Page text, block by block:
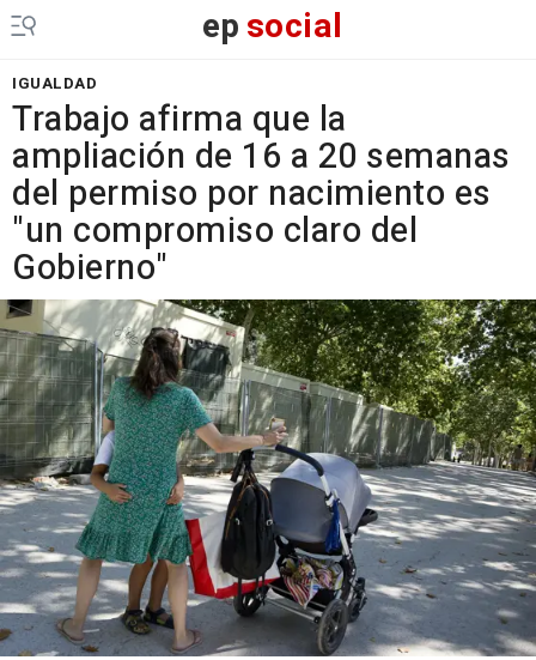
epsocial
IGUALDAD
Trabajo afirma que la
ampliación de 16 a 20 semanas
del permiso por nacimiento es
"un compromiso claro del
Gobierno"